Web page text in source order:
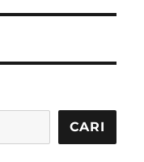
CARI